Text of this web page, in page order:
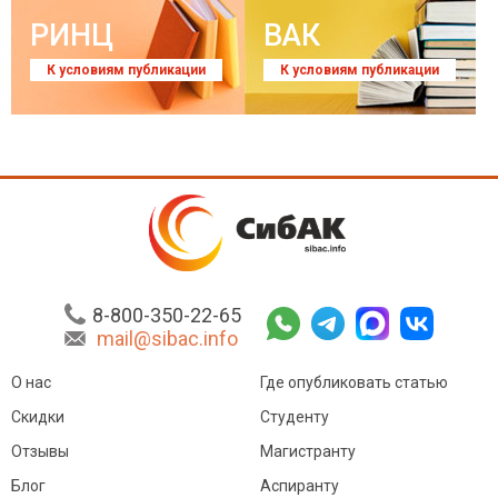
РИНЦ
К условиям публикации
ВАК
К условиям публикации
8-800-350-22-65
mail@sibac.info
О нас
Скидки
Отзывы
Блог
Где опубликовать статью
Студенту
Магистранту
Аспиранту